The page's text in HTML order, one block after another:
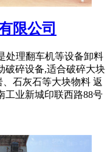
限公司
处理翻车机等设备卸料
破碎设备,适合破碎大块
石灰石等大块物料 返
工业新城印联西路88号